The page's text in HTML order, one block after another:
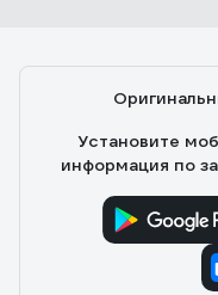
Установите
информация по